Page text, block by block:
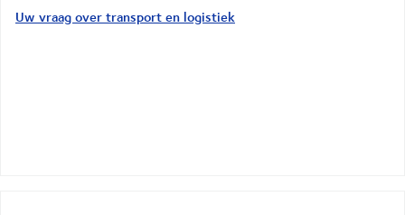
Uw vraag over transport en logistiek